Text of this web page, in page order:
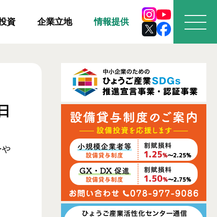
資 企業立地 情報提供